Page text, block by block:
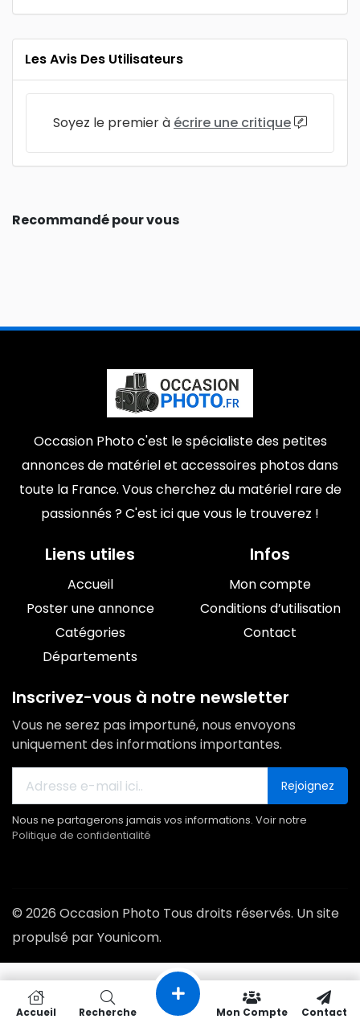
Les Avis Des Utilisateurs
Soyez le premier à écrire une critique
Recommandé pour vous
Occasion Photo c'est le spécialiste des petites
annonces de matériel et accessoires photos dans
toute la France. Vous cherchez du matériel rare de
passionnés ? C'est ici que vous le trouverez !
Liens utiles
Accueil
Poster une annonce
Catégories
Départements
Infos
Mon compte
Conditions d’utilisation
Contact
Inscrivez-vous à notre newsletter
Vous ne serez pas importuné, nous envoyons
uniquement des informations importantes.
Rejoignez
Nous ne partagerons jamais vos informations. Voir notre
Politique de confidentialité
© 2026 Occasion Photo Tous droits réservés. Un site
propulsé par Younicom.
Accueil Recherche Mon Compte Contact